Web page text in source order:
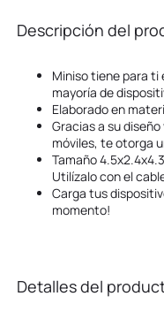
Descripción del
Miniso tiene para ti
mayoría de
Elaborado en
Gracias a su
móviles, te otorga
Tamaño
Utilízalo con el
Carga tus
momento!
Detalles del